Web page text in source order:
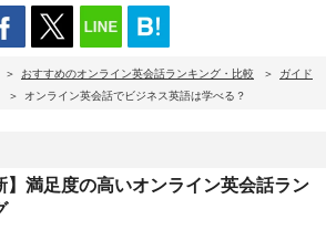
おすすめのオンライン英会話ランキング・比較
ガイド
オンライン英会話でビジネス英語は学べる？
】満足度の高いオンライン英会話ラン